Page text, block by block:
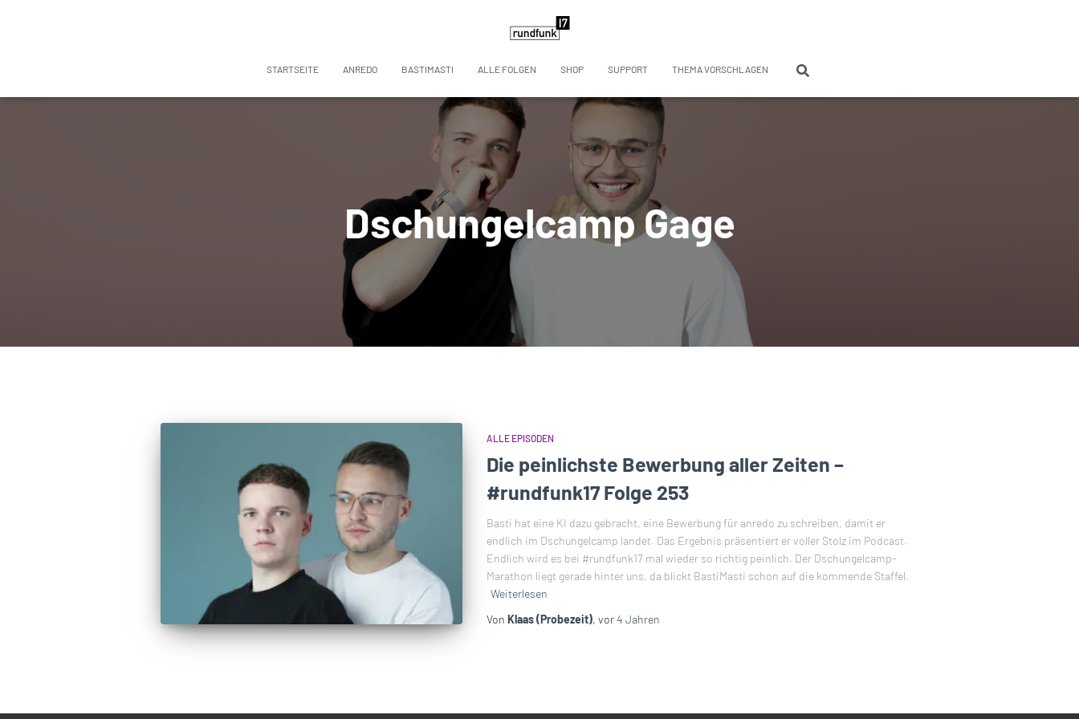
STARTSEITE ANREDO BASTIMASTI ALLE FOLGEN SHOP SUPPORT THEMA VORSCHLAGEN
Dschungelcamp Gage
ALLE EPISODEN
Die peinlichste Bewerbung aller Zeiten –
#rundfunk17 Folge 253
Basti hat eine KI dazu gebracht, eine Bewerbung für anredo zu schreiben, damit er
endlich im Dschungelcamp landet. Das Ergebnis präsentiert er voller Stolz im Podcast.
Endlich wird es bei #rundfunk17 mal wieder so richtig peinlich. Der Dschungelcamp-
Marathon liegt gerade hinter uns, da blickt BastiMasti schon auf die kommende Staffel.
Weiterlesen
Von Klaas (Probezeit), vor4 Jahren